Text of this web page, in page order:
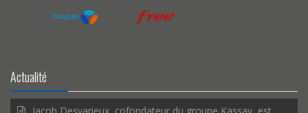
Actualité